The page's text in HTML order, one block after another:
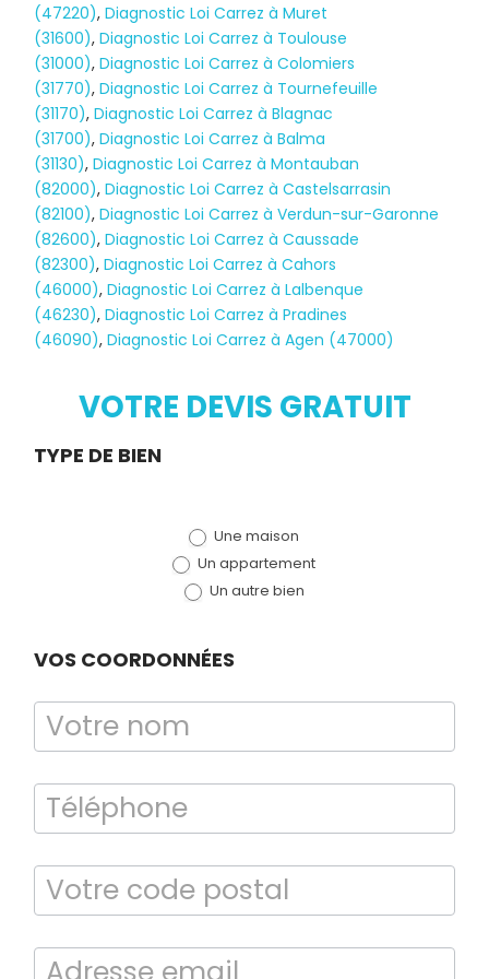
Diagnostic
TERMITES
Bilan énergétique
DPE
(47220),Diagnostic Loi Carrez à Muret
(31600),Diagnostic Loi Carrez à Toulouse
(31000),Diagnostic Loi Carrez à Colomiers
(31770),Diagnostic Loi Carrez à Tournefeuille
(31170),Diagnostic Loi Carrez à Blagnac
(31700),Diagnostic Loi Carrez à Balma
(31130),Diagnostic Loi Carrez à Montauban
(82000),Diagnostic Loi Carrez à Castelsarrasin
(82100),Diagnostic Loi Carrez à Verdun-sur-Garonne
(82600),Diagnostic Loi Carrez à Caussade
(82300),Diagnostic Loi Carrez à Cahors
(46000),Diagnostic Loi Carrez à Lalbenque
(46230),Diagnostic Loi Carrez à Pradines
(46090),Diagnostic Loi Carrez à Agen (47000)
VOTRE DEVIS GRATUIT
Demande
TYPE DE BIEN
Une maison
Un appartement
Un autre bien
VOS COORDONNÉES